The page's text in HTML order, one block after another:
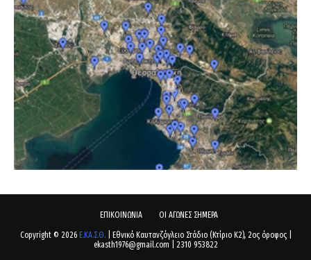
ΕΠΙΚΟΙΝΩΝΙΑ ΟΙ ΑΓΩΝΕΣ ΣΗΜΕΡΑ
Copyright © 2026 Ε.ΚΑ.Σ.Θ.| Εθνικό Καυτανζόγλειο Στάδιο (Κτίριο Κ2), 2ος όροφος |
ekasth1976@gmail.com | 2310 953822